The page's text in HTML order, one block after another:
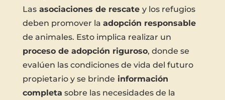
Lasasociaciones de rescate y los refugios
deben promover la adopción responsable
de animales. Esto implica realizar un
proceso de adopción riguroso, donde se
evalúen las condiciones de vida del futuro
propietario y se brinde información
completa sobre las necesidades de la